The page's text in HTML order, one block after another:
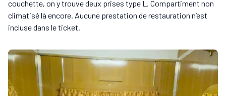
couchette, on y trouve deux prises type L. Compartiment non
climatisé là encore. Aucune prestation de restauration n’est
incluse dans le ticket.